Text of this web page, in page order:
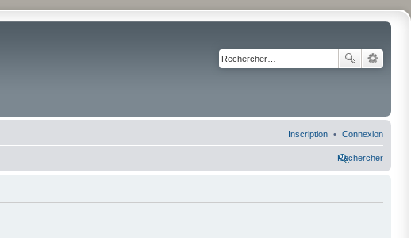
Connexion
Inscription
Rechercher